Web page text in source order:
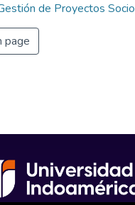
de Proyectos
page